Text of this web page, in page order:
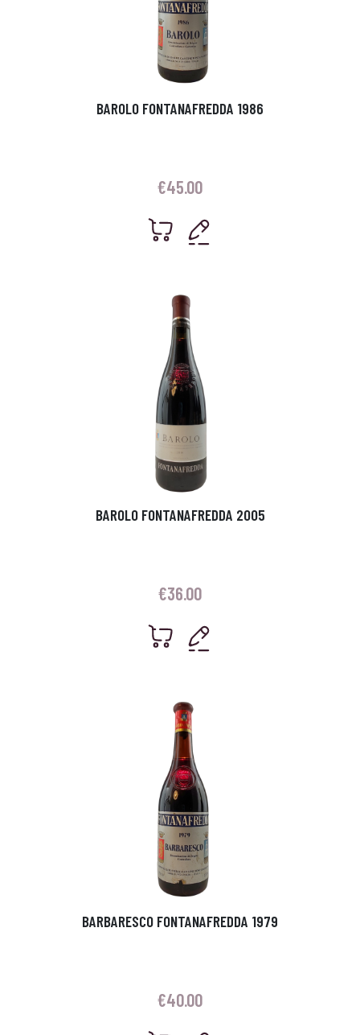
BAROLO FONTANAFREDDA 1986
€45.00
BAROLO FONTANAFREDDA 2005
€36.00
BARBARESCO FONTANAFREDDA 1979
€40.00